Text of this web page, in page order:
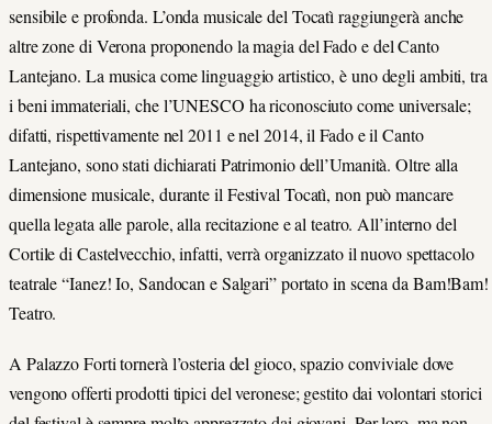
sensibile e profonda. L’onda musicale del Tocatì raggiungerà anche
altre zone di Verona proponendo la magia del Fado e del Canto
Lantejano. La musica come linguaggio artistico, è uno degli ambiti, tra
i beni immateriali, che l’UNESCO ha riconosciuto come universale;
difatti, rispettivamente nel 2011 e nel 2014, il Fado e il Canto
Lantejano, sono stati dichiarati Patrimonio dell’Umanità. Oltre alla
dimensione musicale, durante il Festival Tocatì, non può mancare
quella legata alle parole, alla recitazione e al teatro. All’interno del
Cortile di Castelvecchio, infatti, verrà organizzato il nuovo spettacolo
teatrale “Ianez! Io, Sandocan e Salgari” portato in scena da Bam!Bam!
Teatro.
A Palazzo Forti tornerà l’osteria del gioco, spazio conviviale dove
vengono offerti prodotti tipici del veronese; gestito dai volontari storici